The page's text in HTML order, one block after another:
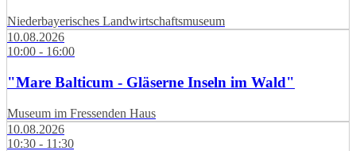
Niederbayerisches Landwirtschaftsmuseum
10.08.2026
10:00 - 16:00
"Mare Balticum - Gläserne Inseln im Wald"
Museum im Fressenden Haus
10.08.2026
10:30 - 11:30